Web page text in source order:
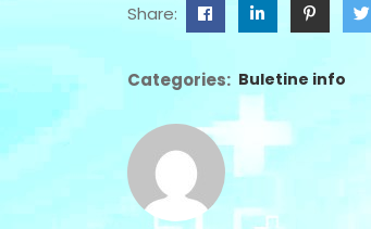
Share:
Categories: Buletine info